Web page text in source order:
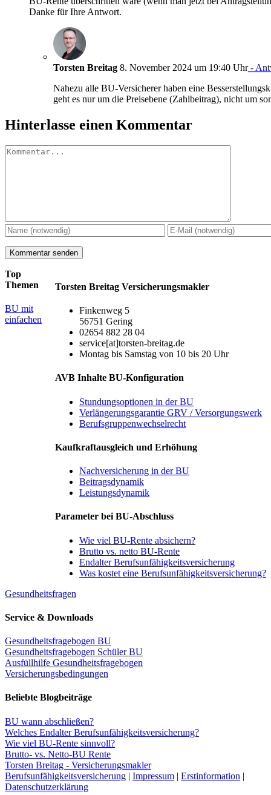
Danke für Ihre Antwort.
Torsten Breitag 8. November 2024 um 19:40 Uhr-
Nahezu alle BU-Versicherer haben eine
geht es nur um die Preisebene (Zahlbeitrag), nicht um
Hinterlasse einen Kommentar
Kommentar
Torsten Breitag Versicherungsmakler
Finkenweg 5
56751 Gering
02654 882 28 04
service[at]torsten-breitag.de
Montag bis Samstag von 10 bis 20 Uhr
AVB Inhalte BU-Konfiguration
Stundungsoptionen in der BU
Verlängerungsgarantie GRV / Versorgungswerk
Berufsgruppenwechselrecht
Kaufkraftausgleich und Erhöhung
Nachversicherung in der BU
Beitragsdynamik
Leistungsdynamik
Parameter bei BU-Abschluss
Wie viel BU-Rente absichern?
Brutto vs. netto BU-Rente
Endalter Berufsunfähigkeitsversicherung
Was kostet eine Berufsunfähigkeitsversicherung?
Top
Themen
BU mit
einfachen
Gesundheitsfragen
Service & Downloads
Gesundheitsfragebogen BU
Gesundheitsfragebogen Schüler BU
Ausfüllhilfe Gesundheitsfragebogen
Versicherungsbedingungen
Beliebte Blogbeiträge
BU wann abschließen?
Welches Endalter Berufsunfähigkeitsversicherung?
Wie viel BU-Rente sinnvoll?
Brutto- vs. Netto-BU Rente
Torsten Breitag - Versicherungsmakler
Berufsunfähigkeitsversicherung | Impressum | Erstinformation |
Datenschutzerklärung